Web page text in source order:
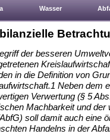
Wasser
der besseren
in die Definition von
Neben dem
Verwertung (§ 5
Machbarkeit und
soll damit auch eine
Handelns in der